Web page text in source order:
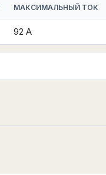
МАКСИМАЛЬНЫЙ ТОК
92 А